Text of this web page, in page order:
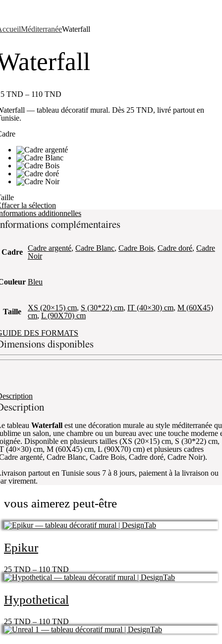
MéditerranéeWaterfall
TND – 110 TND
— tableau décoratif mural. Dès 25 TND, livré partout en
la sélection
additionnelles
complémentaires
Cadre Cadre argenté, Cadre Blanc, Cadre Bois, Cadre doré, Cadre
Noir
Bleu
Taille XS (20×15) cm, S (30*22) cm, IT (40×30) cm, M (60X45)
cm, L (90X70) cm
DES FORMATS
disponibles
tableau Waterfall est une décoration murale au style méditerranée
un salon, une chambre ou un bureau avec une touche moderne
Disponible en plusieurs tailles (XS (20×15) cm, S (30*22) cm,
(40×30) cm, M (60X45) cm, L (90X70) cm) et plusieurs cadres
argenté, Cadre Blanc, Cadre Bois, Cadre doré, Cadre Noir).
partout en Tunisie sous 7 à 8 jours, paiement à la livraison ou
virement.
vous aimerez peut-être
Epikur
25TND–110TND
Hypothetical
25TND–110TND